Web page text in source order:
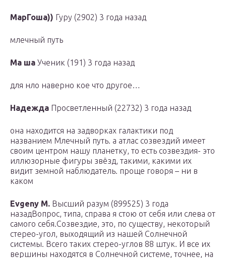
МарГоша)) Гуру (2902) 3 года назад
млечный путь
Ма ша Ученик (191) 3 года назад
для нло наверно кое что другое…
Надежда Просветленный (22732) 3 года назад
она находится на задворках галактики под
названием Млечный путь. а атлас созвездий имеет
своим центром нашу планетку, то есть созвездия- это
иллюзорные фигуры звёзд, такими, какими их
видит земной наблюдатель. проще говоря – ни в
каком
Evgeny M. Высший разум (899525) 3 года
назадВопрос, типа, справа я стою от себя или слева от
самого себя.Созвездие, это, по существу, некоторый
стерео-угол, выходящий из нашей Солнечной
системы. Всего таких стерео-углов 88 штук. И все их
вершины находятся в Солнечной системе, точнее, на